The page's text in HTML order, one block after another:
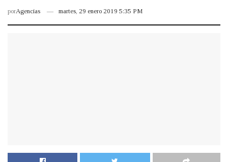
porAgencias martes, 29 enero 2019 5:35 PM